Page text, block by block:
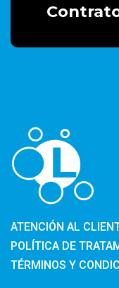
ATENCIÓN AL
POLÍTICA DE
TÉRMINOS Y